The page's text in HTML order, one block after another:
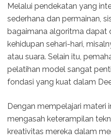
Melalui pendekatan yang
sederhana dan permainan,
bagaimana algoritma dapat
kehidupan sehari-hari,
atau suara. Selain itu,
pelatihan model sangat
fondasi yang kuat dalam
Dengan mempelajari materi
mengasah keterampilan
kreativitas mereka dalam